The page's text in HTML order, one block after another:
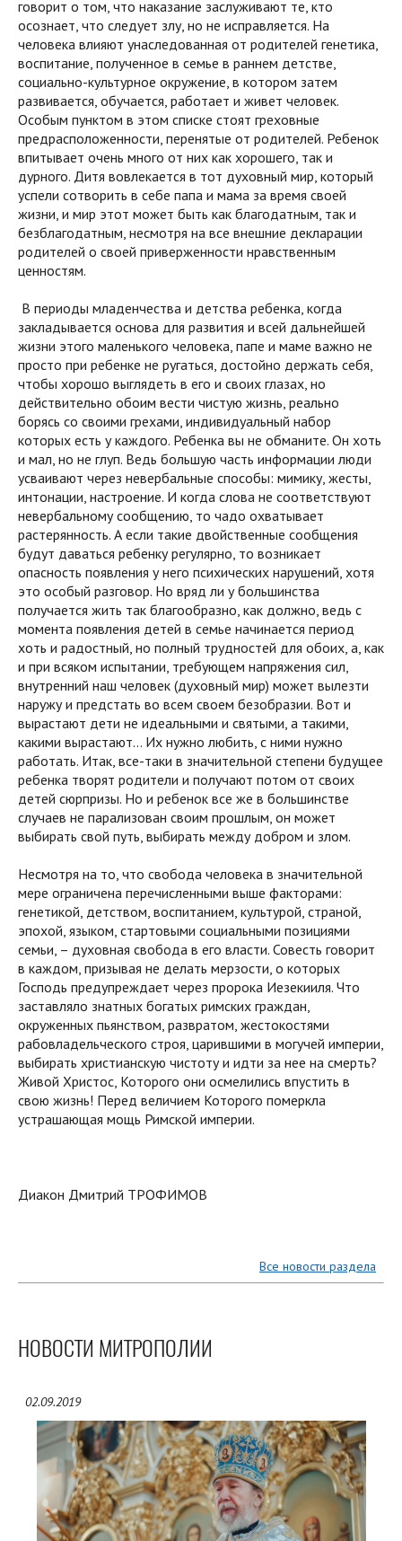
говорит о том, что наказание заслуживают те, кто
осознает, что следует злу, но не исправляется. На
человека влияют унаследованная от родителей генетика,
воспитание, полученное в семье в раннем детстве,
социально-культурное окружение, в котором затем
развивается, обучается, работает и живет человек.
Особым пунктом в этом списке стоят греховные
предрасположенности, перенятые от родителей. Ребенок
впитывает очень много от них как хорошего, так и
дурного. Дитя вовлекается в тот духовный мир, который
успели сотворить в себе папа и мама за время своей
жизни, и мир этот может быть как благодатным, так и
безблагодатным, несмотря на все внешние декларации
родителей о своей приверженности нравственным
ценностям.
В периоды младенчества и детства ребенка, когда
закладывается основа для развития и всей дальнейшей
жизни этого маленького человека, папе и маме важно не
просто при ребенке не ругаться, достойно держать себя,
чтобы хорошо выглядеть в его и своих глазах, но
действительно обоим вести чистую жизнь, реально
борясь со своими грехами, индивидуальный набор
которых есть у каждого. Ребенка вы не обманите. Он хоть
и мал, но не глуп. Ведь большую часть информации люди
усваивают через невербальные способы: мимику, жесты,
интонации, настроение. И когда слова не соответствуют
невербальному сообщению, то чадо охватывает
растерянность. А если такие двойственные сообщения
будут даваться ребенку регулярно, то возникает
опасность появления у него психических нарушений, хотя
это особый разговор. Но вряд ли у большинства
получается жить так благообразно, как должно, ведь с
момента появления детей в семье начинается период
хоть и радостный, но полный трудностей для обоих, а, как
и при всяком испытании, требующем напряжения сил,
внутренний наш человек (духовный мир) может вылезти
наружу и предстать во всем своем безобразии. Вот и
вырастают дети не идеальными и святыми, а такими,
какими вырастают… Их нужно любить, с ними нужно
работать. Итак, все-таки в значительной степени будущее
ребенка творят родители и получают потом от своих
детей сюрпризы. Но и ребенок все же в большинстве
случаев не парализован своим прошлым, он может
выбирать свой путь, выбирать между добром и злом.
Несмотря на то, что свобода человека в значительной
мере ограничена перечисленными выше факторами:
генетикой, детством, воспитанием, культурой, страной,
эпохой, языком, стартовыми социальными позициями
семьи, – духовная свобода в его власти. Совесть говорит
в каждом, призывая не делать мерзости, о которых
Господь предупреждает через пророка Иезекииля. Что
заставляло знатных богатых римских граждан,
окруженных пьянством, развратом, жестокостями
рабовладельческого строя, царившими в могучей империи,
выбирать христианскую чистоту и идти за нее на смерть?
Живой Христос, Которого они осмелились впустить в
свою жизнь! Перед величием Которого померкла
устрашающая мощь Римской империи.
Диакон Дмитрий ТРОФИМОВ
Все новости раздела
НОВОСТИ МИТРОПОЛИИ
02.09.2019